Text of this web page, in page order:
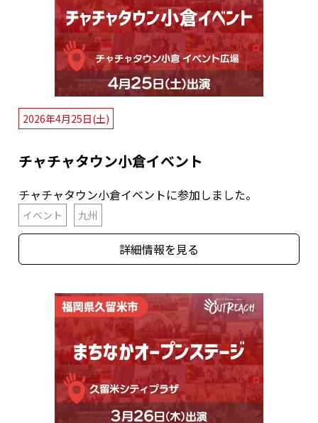
2026年4月25日(土)
チャチャタウン小倉イベント
チャチャタウン小倉イベントに参加しました。
イベント 九州
詳細情報を見る